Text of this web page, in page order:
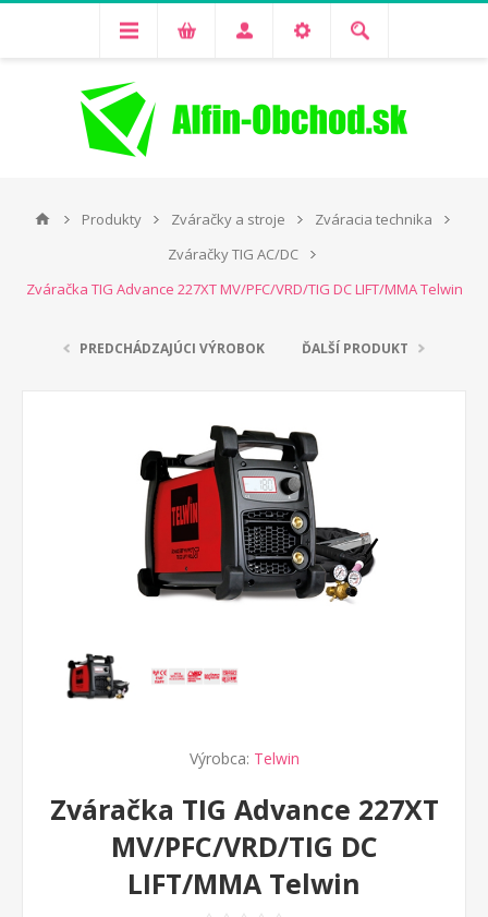
Produkty Zváračky a stroje
Zváracia technika
Zváračky TIG AC/DC
Zváračka TIG Advance 227XT MV/PFC/VRD/TIG DC LIFT/MMA Telwin
PREDCHÁDZAJÚCI VÝROBOK ĎALŠÍ PRODUKT
Výrobca: Telwin
Zváračka TIG Advance 227XT
MV/PFC/VRD/TIG DC
LIFT/MMA Telwin